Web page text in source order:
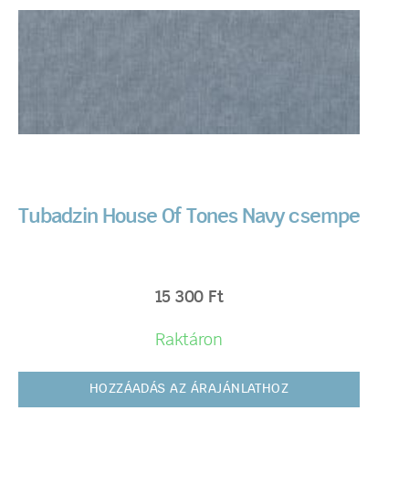
Tubadzin House Of Tones Navy csempe
15 300 Ft
Raktáron
HOZZÁADÁS AZ ÁRAJÁNLATHOZ